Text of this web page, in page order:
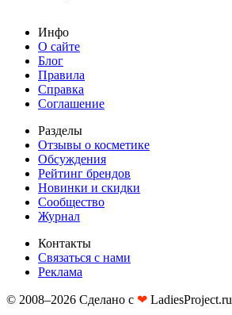
Инфо
О сайте
Блог
Правила
Справка
Соглашение
Разделы
Отзывы о косметике
Обсуждения
Рейтинг брендов
Новинки и скидки
Сообщество
Журнал
Контакты
Связаться с нами
Реклама
© 2008–2026 Сделано с ❤︎ LadiesProject.ru